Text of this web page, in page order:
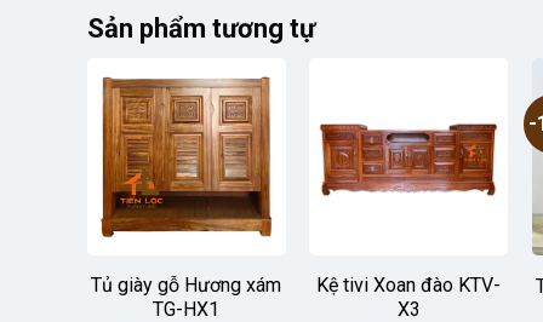
Sản phẩm tương tự
Tủ giày gỗ Hương xám
TG-HX1
Kệ tivi Xoan đào KTV-
X3
-